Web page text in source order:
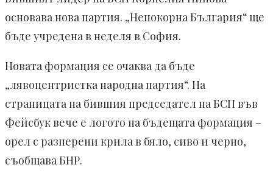
основава нова партия. „Непокорна България“ ще
бъде учредена в неделя в София.
Новата формация се очаква да бъде
„лявоцентристка народна партия“. На
страницата на бившия председател на БСП във
Фейсбук вече е логото на бъдещата формация –
орел с разперени крила в бяло, сиво и черно,
съобщава БНР.